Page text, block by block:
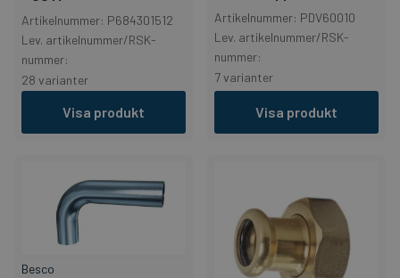
Artikelnummer: P684301512
Lev. artikelnummer/RSK-
nummer:
28 varianter
Visa produkt
Artikelnummer: PDV60010
Lev. artikelnummer/RSK-
nummer:
7 varianter
Visa produkt
Besco